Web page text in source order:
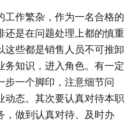
工作繁杂，作为一名合格的
还是在问题处理上都的慎重
这些都是销售人员不可推卸
务知识，进入角色。有一定
步一个脚印，注意细节问
动态。其次要认真对待本职
，做到认真对待、及时办